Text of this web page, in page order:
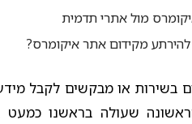
מול אתרי תדמית
מקידום אתר איקומרס?
בשירות או מבקשים לקבל
שעולה בראשנו כמעט